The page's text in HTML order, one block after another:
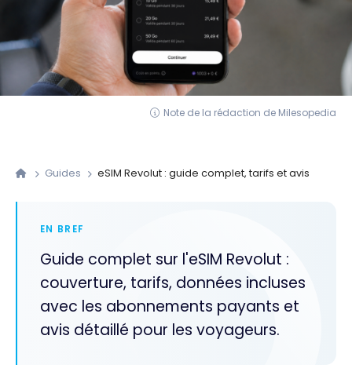
Note de la rédaction de Milesopedia
Guides eSIM Revolut : guide complet, tarifs et avis
EN BREF
Guide complet sur l'eSIM Revolut :
couverture, tarifs, données incluses
avec les abonnements payants et
avis détaillé pour les voyageurs.